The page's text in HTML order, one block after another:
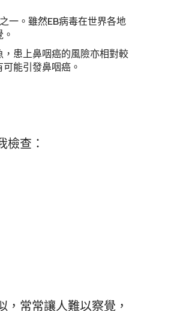
一。雖然EB病毒在世界各地
患上鼻咽癌的風險亦相對較
能引發鼻咽癌。
查：
常常讓人難以察覺，